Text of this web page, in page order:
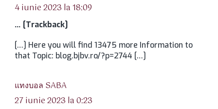
4 iunie 2023 la 18:09
… [Trackback]
[…] Here you will find 13475 more Information to
that Topic: blog.bjbv.ro/?p=2744 […]
แทงบอล SABA
27 iunie 2023 la 0:23